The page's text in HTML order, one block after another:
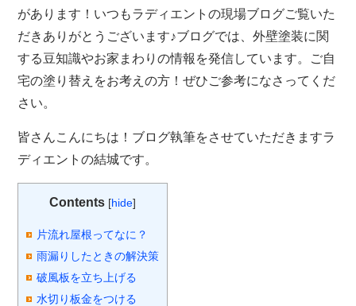
があります！いつもラディエントの現場ブログご覧いた
だきありがとうございます♪ブログでは、外壁塗装に関
する豆知識やお家まわりの情報を発信しています。ご自
宅の塗り替えをお考えの方！ぜひご参考になさってくだ
さい。
皆さんこんにちは！ブログ執筆をさせていただきますラ
ディエントの結城です。
Contents [hide]
片流れ屋根ってなに？
雨漏りしたときの解決策
破風板を立ち上げる
水切り板金をつける